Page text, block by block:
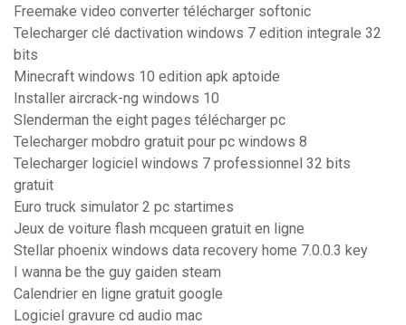
Freemake video converter télécharger softonic
Telecharger clé dactivation windows 7 edition integrale 32
bits
Minecraft windows 10 edition apk aptoide
Installer aircrack-ng windows 10
Slenderman the eight pages télécharger pc
Telecharger mobdro gratuit pour pc windows 8
Telecharger logiciel windows 7 professionnel 32 bits
gratuit
Euro truck simulator 2 pc startimes
Jeux de voiture flash mcqueen gratuit en ligne
Stellar phoenix windows data recovery home 7.0.0.3 key
I wanna be the guy gaiden steam
Calendrier en ligne gratuit google
Logiciel gravure cd audio mac